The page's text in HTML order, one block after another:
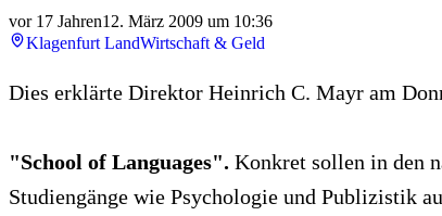
vor 17 Jahren12. März 2009 um 10:36
Klagenfurt LandWirtschaft & Geld
Dies erklärte Direktor Heinrich C. Mayr am
"School of Languages". Konkret sollen in den
Studiengänge wie Psychologie und Publizistik